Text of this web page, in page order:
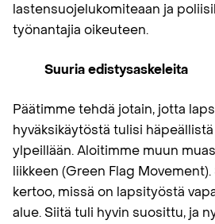
lastensuojelukomiteaan ja
työnantajia oikeuteen.
Suuria edistysaskeleita
Päätimme tehdä jotain, jotta
hyväksikäytöstä tulisi
ylpeillään. Aloitimme muun
liikkeen (Green Flag
kertoo, missä on lapsityöstä
alue. Siitä tuli hyvin suosittu, ja